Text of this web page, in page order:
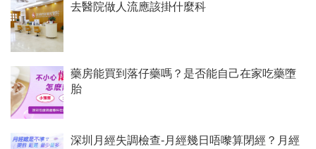
去醫院做人流應該掛什麼科
藥房能買到落仔藥嗎？是否能自己在家吃藥墮
胎
深圳月經失調檢查-月經幾日唔嚟算閉經？月經